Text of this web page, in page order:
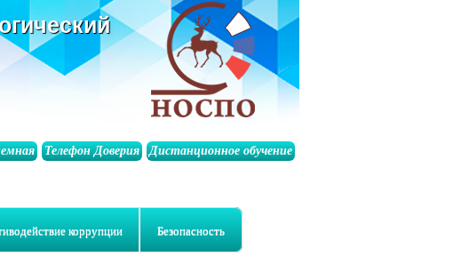
Дистанционное обучение
Телефон Доверия
коррупции Безопасность